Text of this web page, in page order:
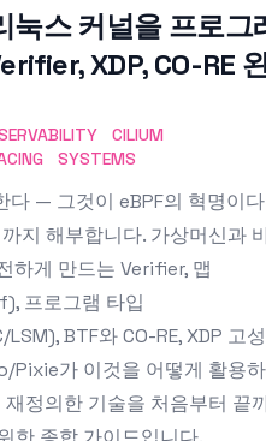
눅스 커널을 프로그
XDP, CO-RE
CILIUM
SYSTEMS
다 — 그것이 eBPF의 혁명이
지 해부합니다. 가상머신과
하게 만드는 Verifier, 맵
프로그램 타입
BTF와 CO-RE, XDP 고
Pixie가 이것을 어떻게 활용
정의한 기술을 처음부터 끝